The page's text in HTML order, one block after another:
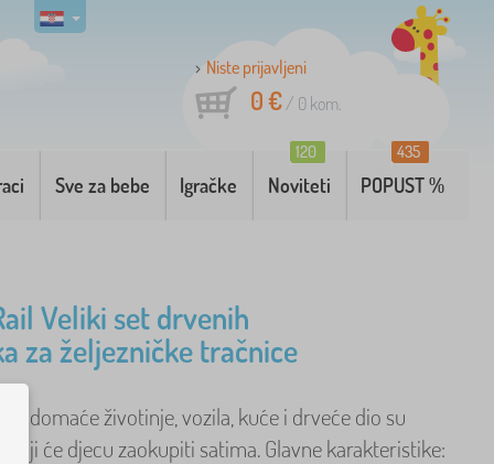
Niste prijavljeni
0 €/ 0 kom.
Sve za bebe Igračke Noviteti
120
POPUST %
435
Veliki set drvenih
za željezničke tračnice
domaće životinje, vozila, kuće i drveće dio su
koji će djecu zaokupiti satima. Glavne karakteristike: